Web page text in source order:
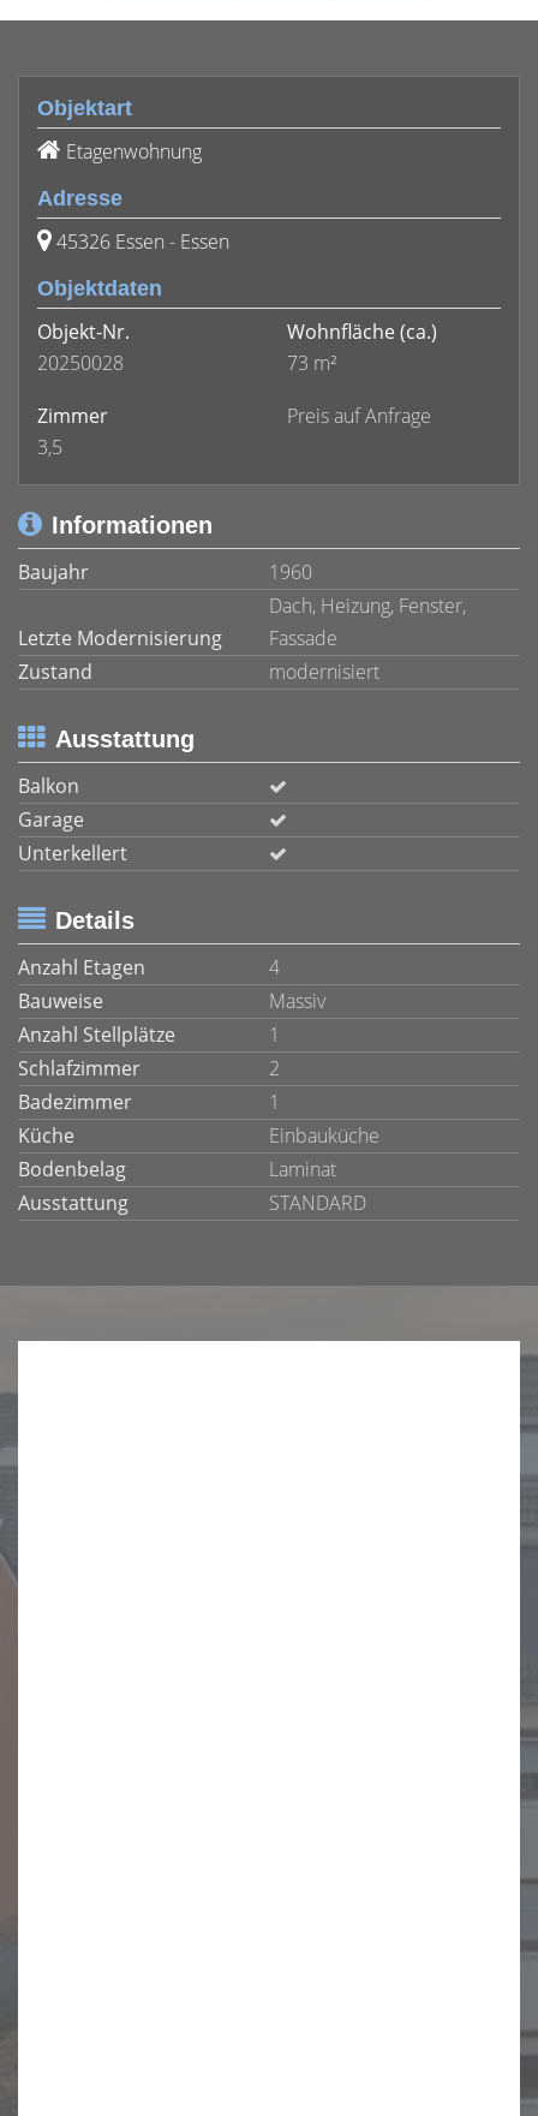
Objektart
Etagenwohnung
Adresse
45326 Essen - Essen
Objektdaten
Objekt-Nr.
20250028
Wohnfläche (ca.)
73 m²
Zimmer
3,5
Preis auf Anfrage
Informationen
Baujahr
1960
Letzte Modernisierung
Dach, Heizung, Fenster,
Fassade
Zustand
modernisiert
Ausstattung
Balkon
Garage
Unterkellert
Details
Anzahl Etagen
4
Bauweise
Massiv
Anzahl Stellplätze
1
Schlafzimmer
2
Badezimmer
1
Küche
Einbauküche
Bodenbelag
Laminat
Ausstattung
STANDARD